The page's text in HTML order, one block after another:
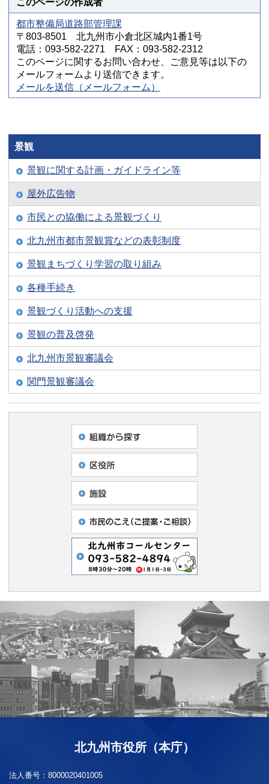
このページの作成者
都市整備局道路部管理課
〒803-8501 北九州市小倉北区城内1番1号
電話：093-582-2271 FAX：093-582-2312
このページに関するお問い合わせ、ご意見等は以下の
メールフォームより送信できます。
メールを送信（メールフォーム）
景観
景観に関する計画・ガイドライン等
屋外広告物
市民との協働による景観づくり
北九州市都市景観賞などの表彰制度
景観まちづくり学習の取り組み
各種手続き
景観づくり活動への支援
景観の普及啓発
北九州市景観審議会
関門景観審議会
北九州市役所（本庁）
法人番号： 8000020401005